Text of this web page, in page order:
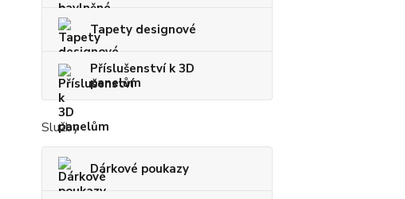
Tapety designové
Příslušenství k 3D
panelům
Služby
Dárkové poukazy